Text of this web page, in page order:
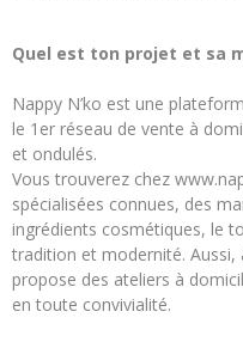
Quel est ton projet et sa
Nappy N’ko est une
le 1er réseau de vente à
et ondulés.
Vous trouverez chez
spécialisées connues, des
ingrédients cosmétiques, le
tradition et modernité. Aussi,
propose des ateliers à
en toute convivialité.